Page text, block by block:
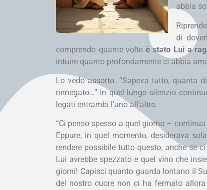
abbia
di
comprendo quante volte è stato Lui a
intuire quanto profondamente ci abbia
Lo vedo assorto. “Sapeva tutto, quanta
rinnegato…” In quel lungo silenzio
legati entrambi l’uno all’altro.
“Ci penso spesso a quel giorno –
Eppure, in quel momento, desiderava
rendere possibile tutto questo, anche se
Lui avrebbe spezzato e quel vino che
giorni! Capisci quanto guarda lontano il
del nostro cuore non ci ha fermato